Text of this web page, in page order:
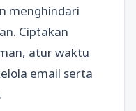
menghindari
Ciptakan
atur waktu
email serta